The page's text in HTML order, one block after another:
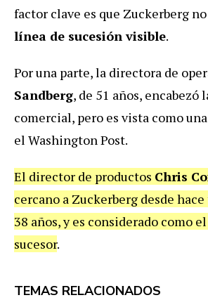
factor clave es que Zuckerberg
línea de sucesión visible.
Por una parte, la directora de
Sandberg, de 51 años, encabezó
comercial, pero es vista como
el Washington Post.
El director de productos Chris
cercano a Zuckerberg desde
38 años, y es considerado como
sucesor.
TEMAS RELACIONADOS